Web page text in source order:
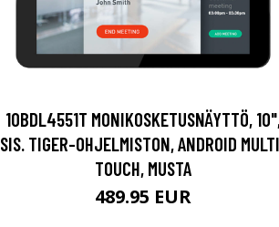
10BDL4551T MONIKOSKETUSNÄYTTÖ,
SIS. TIGER-OHJELMISTON, ANDROID
TOUCH, MUSTA
489.95 EUR